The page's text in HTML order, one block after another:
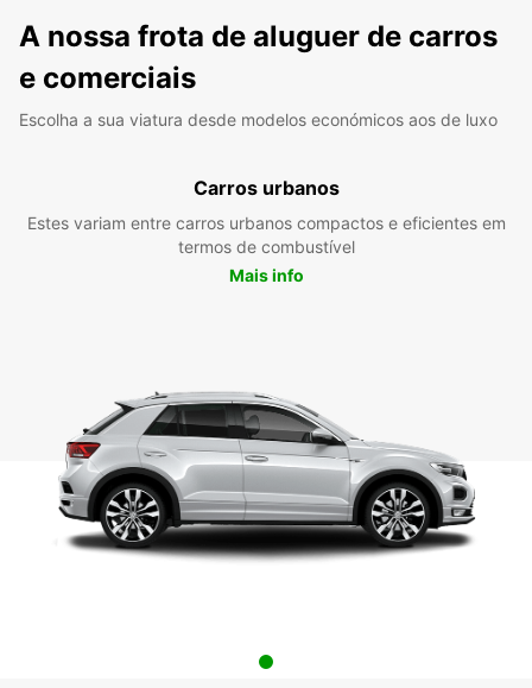
A nossa frota de aluguer de carros
e comerciais
Escolha a sua viatura desde modelos económicos aos de luxo
Carros urbanos
Estes variam entre carros urbanos compactos e eficientes em
termos de combustível
Mais info